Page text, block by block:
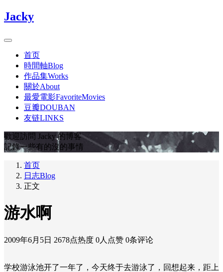
Jacky
首页
時間軸Blog
作品集Works
關於About
最愛電影FavoriteMovies
豆瓣DOUBAN
友链LINKS
歡迎訪問 Jacky 的博客
記錄一些有的沒的事情
首页
日志Blog
正文
游水啊
2009年6月5日 2678点热度 0人点赞 0条评论
学校游泳池开了一年了，今天终于去游泳了，回想起来，距上